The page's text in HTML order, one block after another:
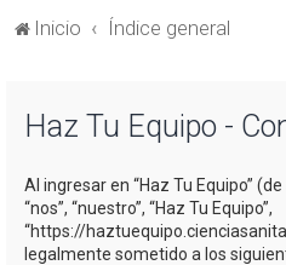
Inicio Índice general
Haz Tu Equipo -
Al ingresar en “Haz Tu Equipo”
“nos”, “nuestro”, “Haz Tu Equipo”,
“https://
legalmente sometido a los